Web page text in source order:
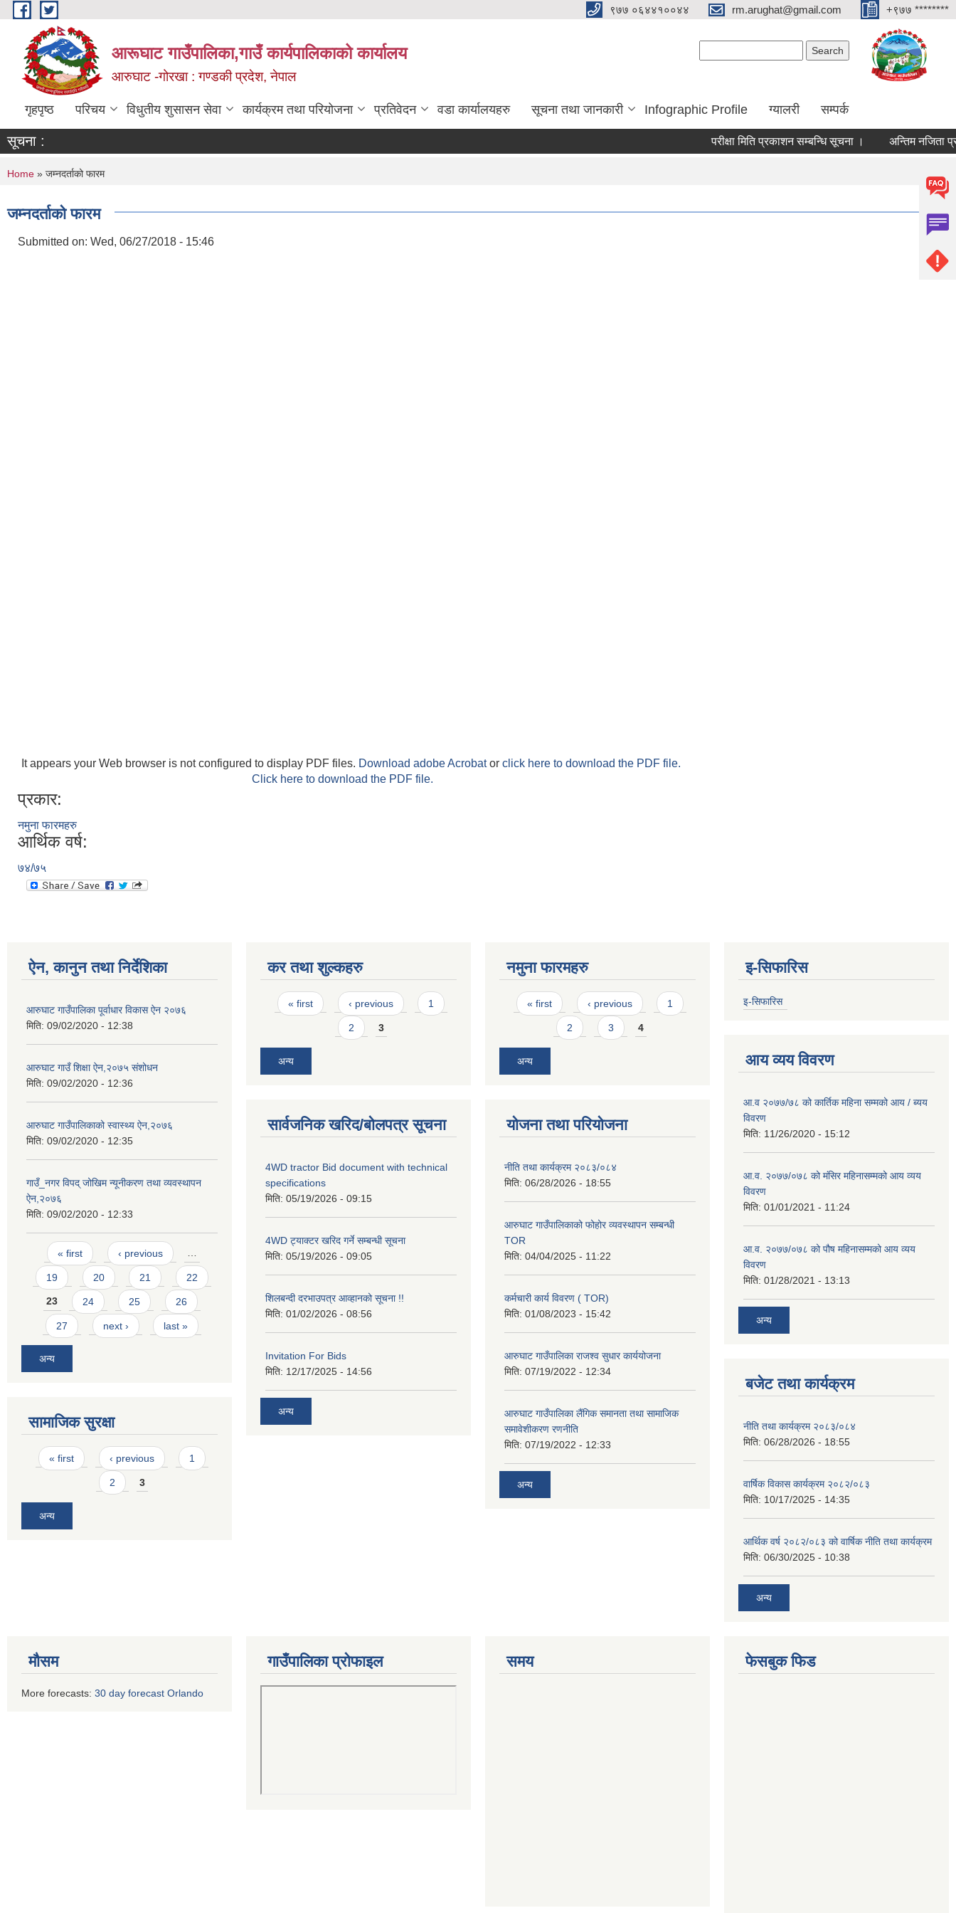
Skip to main content ९७७ ०६४४१००४४ rm.arughat@gmail.com +९७७ ********
आरूघाट गाउँपालिका,गाउँ कार्यपालिकाको कार्यालय
आरुघाट -गोरखा : गण्डकी प्रदेश, नेपाल
गृहपृष्ठ परिचय विधुतीय शुसासन सेवा कार्यक्रम तथा परियोजना प्रतिवेदन वडा कार्यालयहरु सूचना तथा जानकारी Infographic Profile ग्यालरी सम्पर्क
सूचना : परीक्षा मिति प्रकाशन सम्बन्धि सूचना । अन्तिम नजिता
You are here
Home » जम्नदर्ताको फारम
जम्नदर्ताको फारम
Submitted on: Wed, 06/27/2018 - 15:46
It appears your Web browser is not configured to display PDF files. Download adobe Acrobator click here to download the PDF file.
Click here to download the PDF file.
प्रकार:
नमुना फारमहरु
आर्थिक वर्ष:
७४/७५
ऐन, कानुन तथा निर्देशिका
आरुघाट गाउँपालिका पूर्वाधार विकास ऐन २०७६
मिति: 09/02/2020 - 12:38
आरुघाट गाउँ शिक्षा ऐन,२०७५ संशोधन
मिति: 09/02/2020 - 12:36
आरुघाट गाउँपालिकाको स्वास्थ्य ऐन,२०७६
मिति: 09/02/2020 - 12:35
गाउँ_नगर विपद् जोखिम न्यूनीकरण तथा व्यवस्थापन
ऐन,२०७६
मिति: 09/02/2020 - 12:33
Pages
« first ‹ previous …
19 20 21 22
23 24 25 26
27 next › last »
अन्य
सामाजिक सुरक्षा
Pages
« first ‹ previous 1
2 3
अन्य
कर तथा शुल्कहरु
Pages
« first ‹ previous 1
2 3
अन्य
सार्वजनिक खरिद/बोलपत्र सूचना
4WD tractor Bid document with technical
specifications
मिति: 05/19/2026 - 09:15
4WD ट्याक्टर खरिद गर्ने सम्बन्धी सूचना
मिति: 05/19/2026 - 09:05
शिलबन्दी दरभाउपत्र आव्हानको सूचना !!
मिति: 01/02/2026 - 08:56
Invitation For Bids
मिति: 12/17/2025 - 14:56
अन्य
नमुना फारमहरु
Pages
« first ‹ previous 1
2 3 4
अन्य
योजना तथा परियोजना
नीति तथा कार्यक्रम २०८३/०८४
मिति: 06/28/2026 - 18:55
आरुघाट गाउँपालिकाको फोहोर व्यवस्थापन सम्बन्धी
TOR
मिति: 04/04/2025 - 11:22
कर्मचारी कार्य विवरण ( TOR)
मिति: 01/08/2023 - 15:42
आरुघाट गाउँपालिका राजश्व सुधार कार्ययोजना
मिति: 07/19/2022 - 12:34
आरुघाट गाउँपालिका लैंगिक समानता तथा सामाजिक
समावेशीकरण रणनीति
मिति: 07/19/2022 - 12:33
अन्य
इ-सिफारिस
इ-सिफारिस
आय व्यय विवरण
आ.व २०७७/७८ को कार्तिक महिना सम्मको आय / ब्यय
विवरण
मिति: 11/26/2020 - 15:12
आ.व. २०७७/०७८ को मंसिर महिनासम्मको आय व्यय
विवरण
मिति: 01/01/2021 - 11:24
आ.व. २०७७/०७८ को पौष महिनासम्मको आय व्यय
विवरण
मिति: 01/28/2021 - 13:13
अन्य
बजेट तथा कार्यक्रम
नीति तथा कार्यक्रम २०८३/०८४
मिति: 06/28/2026 - 18:55
वार्षिक विकास कार्यक्रम २०८२/०८३
मिति: 10/17/2025 - 14:35
आर्थिक वर्ष २०८२/०८३ को वार्षिक नीति तथा कार्यक्रम
मिति: 06/30/2025 - 10:38
अन्य
मौसम
More forecasts: 30 day forecast Orlando
गाउँपालिका प्रोफाइल समय फेसबुक फिड